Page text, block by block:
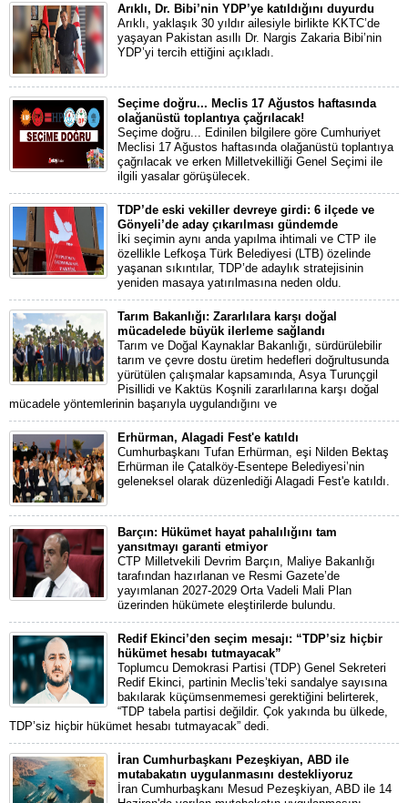
Arıklı, Dr. Bibi’nin YDP’ye katıldığını duyurdu
Arıklı, yaklaşık 30 yıldır ailesiyle birlikte KKTC’de
yaşayan Pakistan asıllı Dr. Nargis Zakaria Bibi’nin
YDP’yi tercih ettiğini açıkladı.
Seçime doğru... Meclis 17 Ağustos haftasında
olağanüstü toplantıya çağrılacak!
Seçime doğru... Edinilen bilgilere göre Cumhuriyet
Meclisi 17 Ağustos haftasında olağanüstü toplantıya
çağrılacak ve erken Milletvekilliği Genel Seçimi ile
ilgili yasalar görüşülecek.
TDP’de eski vekiller devreye girdi: 6 ilçede ve
Gönyeli’de aday çıkarılması gündemde
İki seçimin aynı anda yapılma ihtimali ve CTP ile
özellikle Lefkoşa Türk Belediyesi (LTB) özelinde
yaşanan sıkıntılar, TDP’de adaylık stratejisinin
yeniden masaya yatırılmasına neden oldu.
Tarım Bakanlığı: Zararlılara karşı doğal
mücadelede büyük ilerleme sağlandı
Tarım ve Doğal Kaynaklar Bakanlığı, sürdürülebilir
tarım ve çevre dostu üretim hedefleri doğrultusunda
yürütülen çalışmalar kapsamında, Asya Turunçgil
Pisillidi ve Kaktüs Koşnili zararlılarına karşı doğal
mücadele yöntemlerinin başarıyla uygulandığını ve
Erhürman, Alagadi Fest'e katıldı
Cumhurbaşkanı Tufan Erhürman, eşi Nilden Bektaş
Erhürman ile Çatalköy-Esentepe Belediyesi’nin
geleneksel olarak düzenlediği Alagadi Fest'e katıldı.
Barçın: Hükümet hayat pahalılığını tam
yansıtmayı garanti etmiyor
CTP Milletvekili Devrim Barçın, Maliye Bakanlığı
tarafından hazırlanan ve Resmi Gazete’de
yayımlanan 2027-2029 Orta Vadeli Mali Plan
üzerinden hükümete eleştirilerde bulundu.
Redif Ekinci’den seçim mesajı: “TDP’siz hiçbir
hükümet hesabı tutmayacak”
Toplumcu Demokrasi Partisi (TDP) Genel Sekreteri
Redif Ekinci, partinin Meclis’teki sandalye sayısına
bakılarak küçümsenmemesi gerektiğini belirterek,
“TDP tabela partisi değildir. Çok yakında bu ülkede,
TDP’siz hiçbir hükümet hesabı tutmayacak” dedi.
İran Cumhurbaşkanı Pezeşkiyan, ABD ile
mutabakatın uygulanmasını destekliyoruz
İran Cumhurbaşkanı Mesud Pezeşkiyan, ABD ile 14